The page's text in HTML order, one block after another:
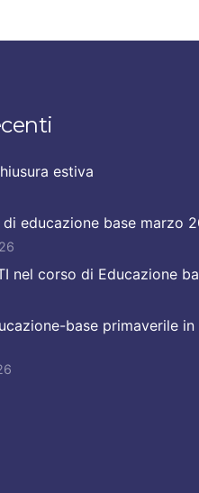
estiva
educazione base marzo
nel corso di Educazione
base primaverile in